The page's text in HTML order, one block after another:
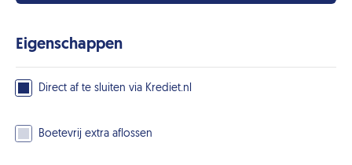
Eigenschappen
Direct af te sluiten via Krediet.nl
Boetevrij extra aflossen